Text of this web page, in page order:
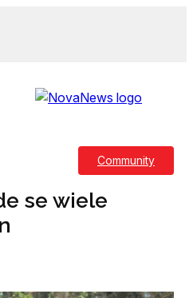
Community
se wiele